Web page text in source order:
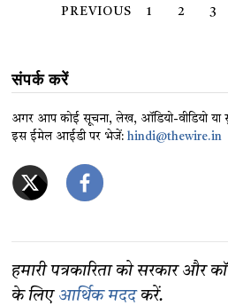
PREVIOUS 1 2 3
संपर्क करें
अगर आप कोई सूचना, लेख, ऑडियो-वीडियो या
इस ईमेल आईडी पर भेजें:hindi@thewire.in
हमारी पत्रकारिता को सरकार और
के लिए आर्थिक मददकरें.